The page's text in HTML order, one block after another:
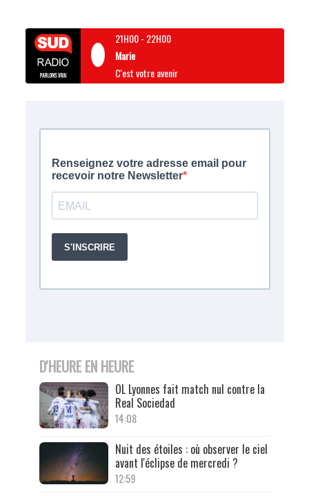
21H00- 22H00
Marie
C'est votre avenir
D'HEURE EN HEURE
OL Lyonnes fait match nul contre la
Real Sociedad
14:08
Nuit des étoiles : où observer le ciel
avant l'éclipse de mercredi ?
12:59